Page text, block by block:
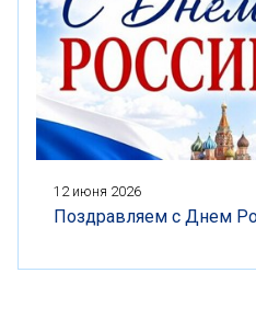
12 июня 2026
Поздравляем с Днем